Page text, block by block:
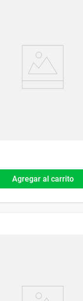
Cenicienta x 200 ml
Agregar al carrito